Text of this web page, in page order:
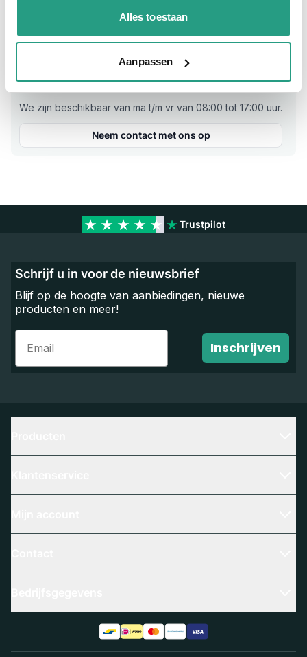
Alles toestaan
Aanpassen
Materiaal Aluminium
Vragen? Neem dan nu contact op
We zijn beschikbaar van ma t/m vr van 08:00 tot 17:00 uur.
Neem contact met ons op
Trustpilot
Schrijf u in voor de nieuwsbrief
Blijf op de hoogte van aanbiedingen, nieuwe
producten en meer!
Email
Inschrijven